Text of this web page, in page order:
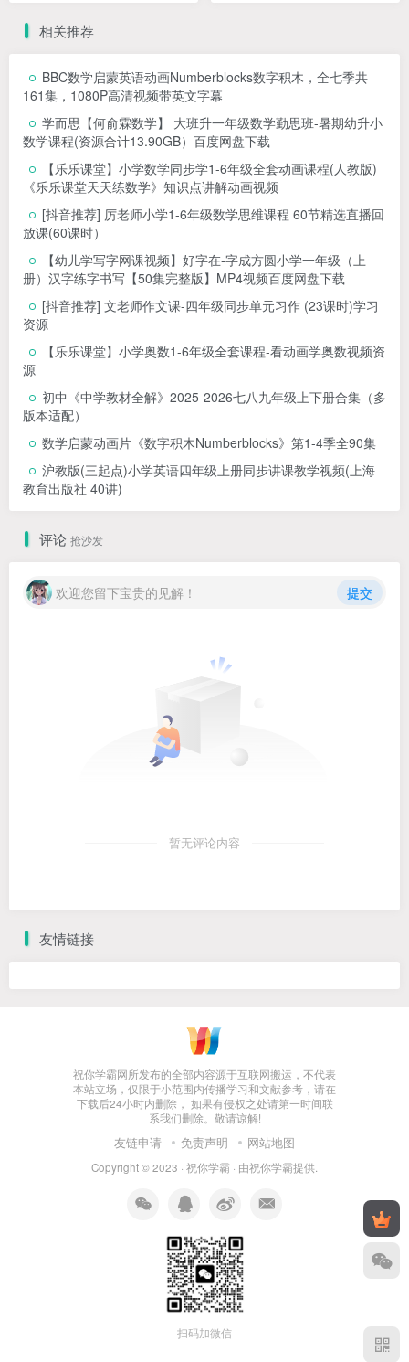
相关推荐
BBC数学启蒙英语动画Numberblocks数字积木，全七季共
161集，1080P高清视频带英文字幕
学而思【何俞霖数学】 大班升一年级数学勤思班-暑期幼升小
数学课程(资源合计13.90GB）百度网盘下载
【乐乐课堂】小学数学同步学1-6年级全套动画课程(人教版)
《乐乐课堂天天练数学》知识点讲解动画视频
[抖音推荐] 厉老师小学1-6年级数学思维课程 60节精选直播回
放课(60课时）
【幼儿学写字网课视频】好字在-字成方圆小学一年级（上
册）汉字练字书写【50集完整版】MP4视频百度网盘下载
[抖音推荐] 文老师作文课-四年级同步单元习作 (23课时)学习
资源
【乐乐课堂】小学奥数1-6年级全套课程-看动画学奥数视频资
源
初中《中学教材全解》2025-2026七八九年级上下册合集（多
版本适配）
数学启蒙动画片《数字积木Numberblocks》第1-4季全90集
沪教版(三起点)小学英语四年级上册同步讲课教学视频(上海
教育出版社 40讲)
评论 抢沙发
欢迎您留下宝贵的见解！ 提交
暂无评论内容
友情链接
祝你学霸网所发布的全部内容源于互联网搬运，不代表
本站立场，仅限于小范围内传播学习和文献参考，请在
下载后24小时内删除， 如果有侵权之处请第一时间联
系我们删除。敬请谅解!
友链申请 免责声明 网站地图
Copyright © 2023 · 祝你学霸 · 由祝你学霸提供.
扫码加微信